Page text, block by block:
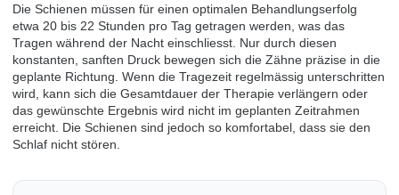
Die Schienen müssen für einen optimalen Behandlungserfolg
etwa 20 bis 22 Stunden pro Tag getragen werden, was das
Tragen während der Nacht einschliesst. Nur durch diesen
konstanten, sanften Druck bewegen sich die Zähne präzise in die
geplante Richtung. Wenn die Tragezeit regelmässig unterschritten
wird, kann sich die Gesamtdauer der Therapie verlängern oder
das gewünschte Ergebnis wird nicht im geplanten Zeitrahmen
erreicht. Die Schienen sind jedoch so komfortabel, dass sie den
Schlaf nicht stören.